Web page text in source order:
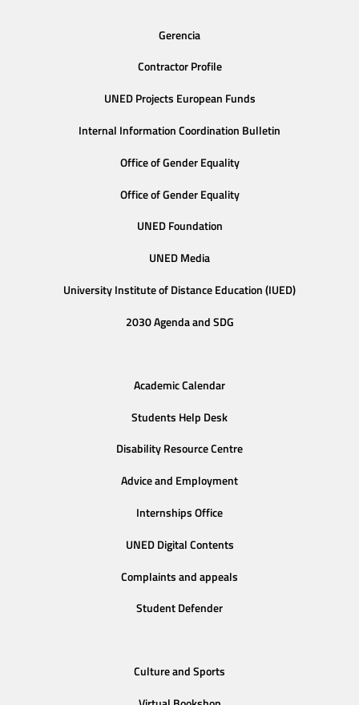
Gerencia
Contractor Profile
UNED Projects European Funds
Internal Information Coordination Bulletin
Office of Gender Equality
Office of Gender Equality
UNED Foundation
UNED Media
University Institute of Distance Education (IUED)
2030 Agenda and SDG
Academic Calendar
Students Help Desk
Disability Resource Centre
Advice and Employment
Internships Office
UNED Digital Contents
Complaints and appeals
Student Defender
Culture and Sports